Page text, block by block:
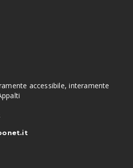
accessibile, interamente